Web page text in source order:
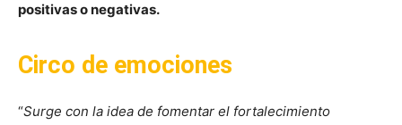
positivas o negativas.
Circo de emociones
“Surge con la idea de fomentar el fortalecimiento